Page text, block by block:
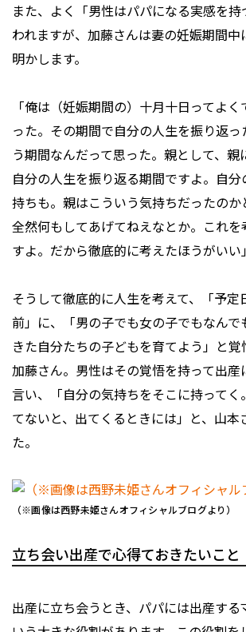
また、よく「男性はパパになる実感を
われますが、加藤さんは妻の妊娠期間中
明かします。
「俺は（妊娠期間の）十月十日ってよ
った。その期間で自分の人生を振り返
う期間なんだって思った。親として、親
自分の人生を振り返る期間ですよ。自
持ちも。親はこういう気持ちだったのか
全然何もしてあげてねえなとか。これを
すよ。だから徹底的に考えたほうがいい
そうして徹底的に人生を考えて、「予定
前」に、「男の子でも女の子でもなんで
きた自分たちの子どもを育てよう」と覚
加藤さん。男性はその覚悟を持って出産
言い、「自分の気持ちをそこに持ってく
てないと、出てくるときには」と、山本
た。
（※画像は西野未姫さんオフィシャルブログより）
立ち会い出産で心得ておきたいこと
出産に立ち会うとき、パパには出産する